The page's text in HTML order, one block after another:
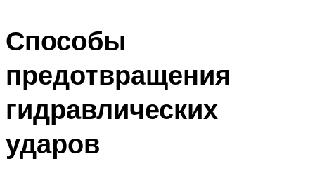
Способы
предотвращения
гидравлических
ударов